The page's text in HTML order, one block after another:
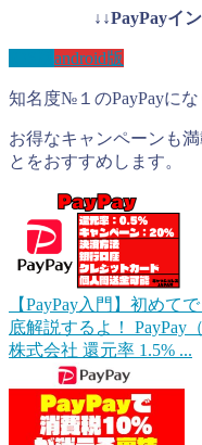
↓↓PayPayイ
android版
知名度№１のPayPayにな
お得なキャンペーンも
とをおすすめします。
【PayPay入門】初めて
底解説するよ！
PayPay
株式会社 還元率 1.5% ...